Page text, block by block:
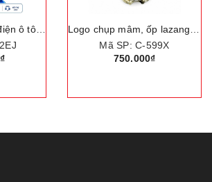
Bộ nâng kích gầm điện ô tô, trọng tải nâng 3 tấn. Thương hiệu Đức cao cấp ROGTZ "TY-42EJ"
Mã SP: C-599X
750.000₫